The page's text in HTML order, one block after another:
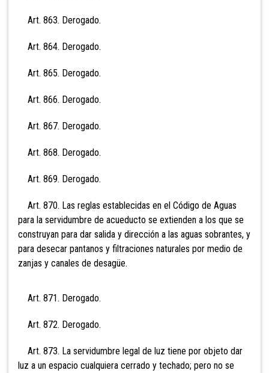
Art. 863. Derogado.
Art. 864. Derogado.
Art. 865. Derogado.
Art. 866. Derogado.
Art. 867. Derogado.
Art. 868. Derogado.
Art. 869. Derogado.
Art. 870. Las reglas establecidas en el Código de Aguas
para la servidumbre de acueducto se extienden a los que se
construyan para dar salida y dirección a las aguas sobrantes, y
para desecar pantanos y filtraciones naturales por medio de
zanjas y canales de desagüe.
Art. 871. Derogado.
Art. 872. Derogado.
Art. 873. La servidumbre legal de luz tiene por objeto dar
luz a un espacio cualquiera cerrado y techado; pero no se